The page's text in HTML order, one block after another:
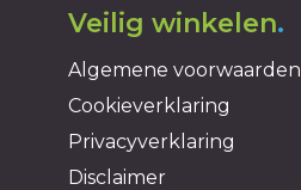
Veilig winkelen.
Algemene voorwaarden
Cookieverklaring
Privacyverklaring
Disclaimer